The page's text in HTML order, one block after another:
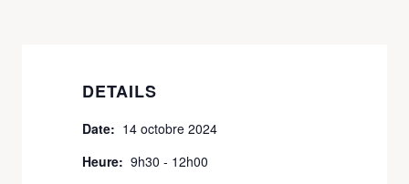
DETAILS
Date: 14 octobre 2024
Heure: 9h30 - 12h00